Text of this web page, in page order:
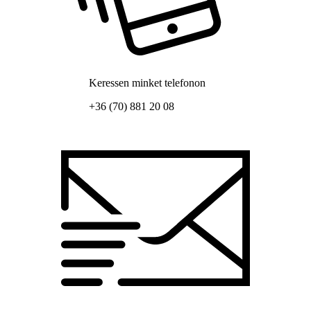
Keressen minket telefonon
+36 (70) 881 20 08